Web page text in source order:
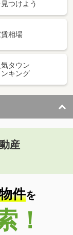
つけよう
相場
気タウン
ンキング
産
件を
！